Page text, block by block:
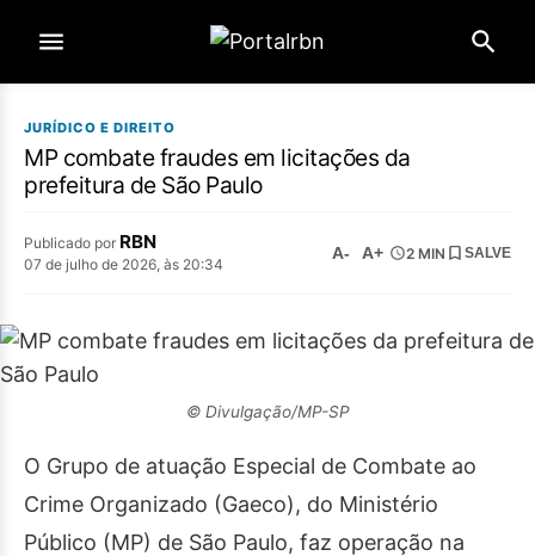
JURÍDICO E DIREITO
MP combate fraudes em licitações da
prefeitura de São Paulo
Publicado por RBN
07 de julho de 2026, às 20:34
A- A+ 2 MIN SALVE
© Divulgação/MP-SP
O Grupo de atuação Especial de Combate ao
Crime Organizado (Gaeco), do Ministério
Público (MP) de São Paulo, faz operação na